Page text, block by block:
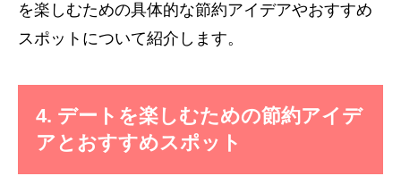
を楽しむための具体的な節約アイデアやおすすめ
スポットについて紹介します。
4. デートを楽しむための節約アイデ
アとおすすめスポット